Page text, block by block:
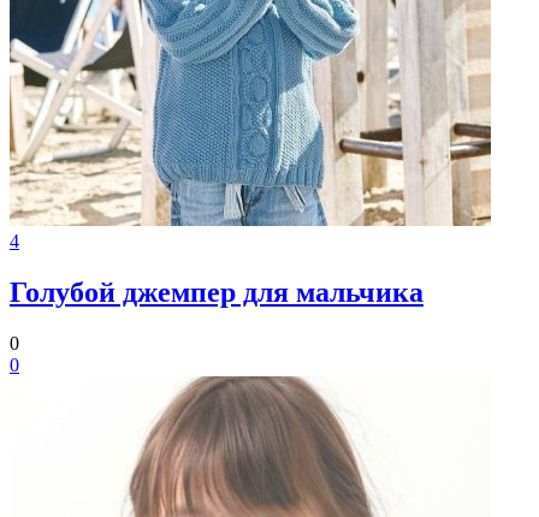
4
Голубой джемпер для мальчика
0
0